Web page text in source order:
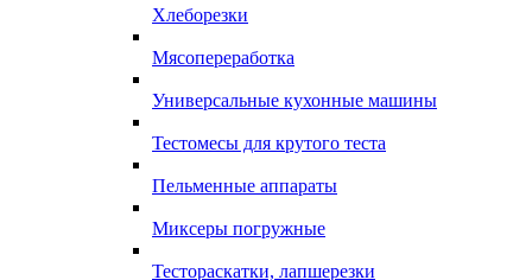
Хлеборезки
Мясопереработка
Универсальные кухонные машины
Тестомесы для крутого теста
Пельменные аппараты
Миксеры погружные
Тестораскатки, лапшерезки